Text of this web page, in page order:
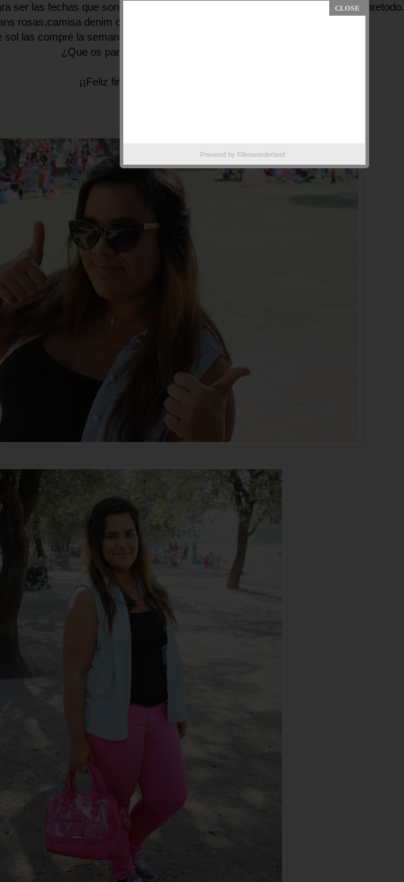
ser las fechas que son todavía y bueno había que ir preparada y cómoda sobretodo.
rosas,camisa denim con deportivas monisimas por cierto :P
sol las compré la semana pasada en Stradivarius me encantaron....
¿Que os parece? ¿Os gusta?
¡¡Feliz fin de semana!!
Powered by Elleswonderland